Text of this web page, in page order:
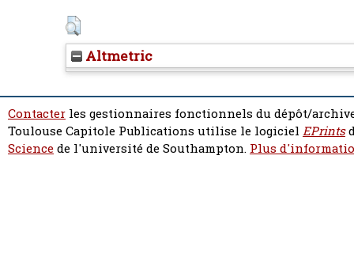
Altmetric
Contacter les gestionnaires fonctionnels du dépôt/
Toulouse Capitole Publications utilise le logiciel EPrints
Sciencede l'université de Southampton. Plus